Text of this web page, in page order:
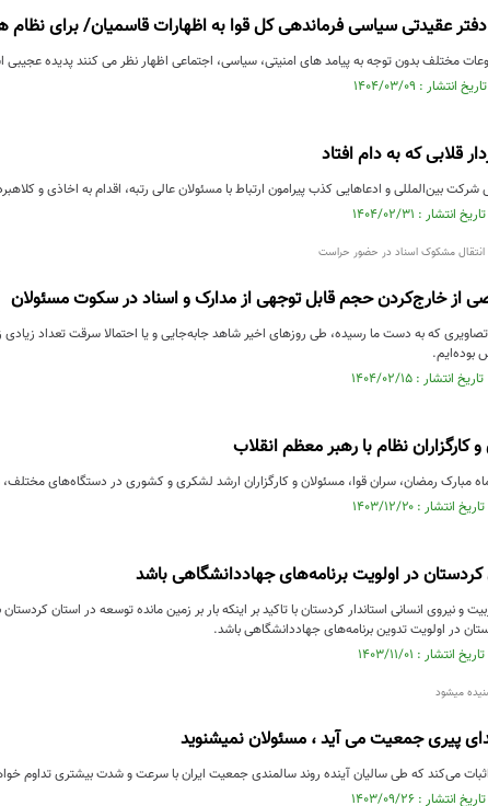
عقیدتی سیاسی فرماندهی کل قوا به اظهارات قاسمیان/ برای نظام
مختلف بدون توجه به پیامد های امنیتی، سیاسی، اجتماعی اظهار نظر می کنند پدیده
قلابی که به دام افتاد
بین‌المللی و ادعاهایی کذب پیرامون ارتباط با مسئولان عالی رتبه، اقدام به اخاذی و
انتقال مشکوک اسناد در حضور حراست
از خارج‌کردن حجم قابل توجهی از مدارک و اسناد در سکوت مسئولان
که به دست ما رسیده، طی روزهای اخیر شاهد جابه‌جایی و یا احتمالا سرقت تعداد زیادی
کارگزاران نظام با رهبر معظم انقلاب
مبارک رمضان، سران قوا، مسئولان و کارگزاران ارشد لشکری و کشوری در دستگاه‌های
در اولویت برنامه‌های جهاددانشگاهی باشد
و نیروی انسانی استاندار کردستان با تاکید بر اینکه بار بر زمین مانده توسعه در استان
در اولویت تدوین برنامه‌های جهاددانشگاهی باشد.
میشود
پیری جمعیت می آید ، مسئولان‌ نمیشنوید
می‌کند که طی سالیان آینده روند سالمندی جمعیت ایران با سرعت و شدت بیشتری تداوم